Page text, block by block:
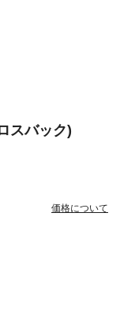
スバック)
価格について